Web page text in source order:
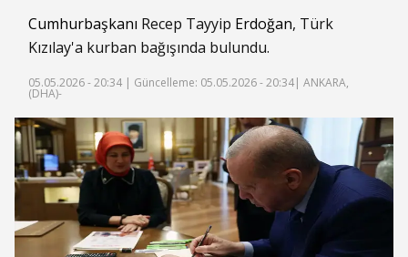
Cumhurbaşkanı Recep Tayyip Erdoğan, Türk
Kızılay'a kurban bağışında bulundu.
05.05.2026 - 20:34 | Güncelleme: 05.05.2026 - 20:34| ANKARA,
(DHA)-